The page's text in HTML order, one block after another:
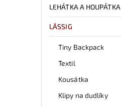
LEHÁTKA A HOUPÁTKA
LÄSSIG
Tiny Backpack
Textil
Kousátka
Klipy na dudlíky